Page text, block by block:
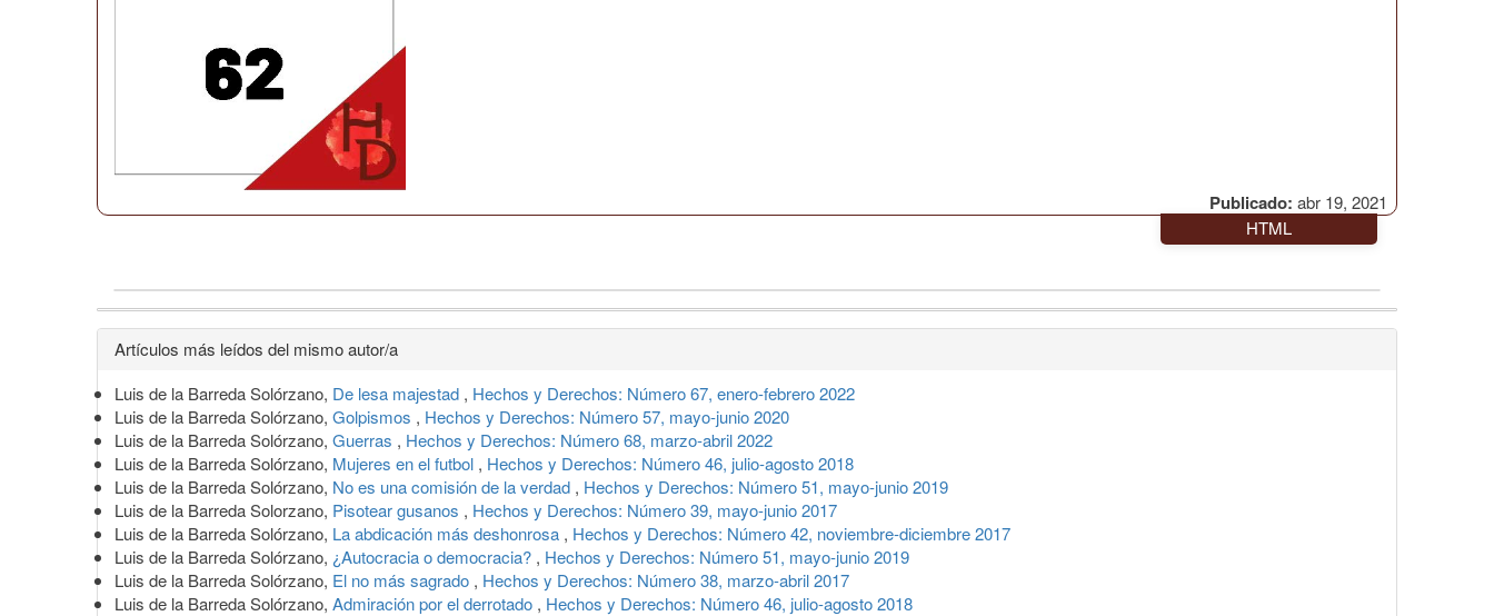
Publicado: abr 19, 2021
HTML
Detalles
del
artículo
Artículos más leídos del mismo autor/a
Luis de la Barreda Solórzano, De lesa majestad , Hechos y Derechos: Número 67, enero-febrero 2022
Luis de la Barreda Solórzano, Golpismos , Hechos y Derechos: Número 57, mayo-junio 2020
Luis de la Barreda Solórzano, Guerras , Hechos y Derechos: Número 68, marzo-abril 2022
Luis de la Barreda Solórzano, Mujeres en el futbol , Hechos y Derechos: Número 46, julio-agosto 2018
Luis de la Barreda Solórzano, No es una comisión de la verdad , Hechos y Derechos: Número 51, mayo-junio 2019
Luis de la Barreda Solorzano, Pisotear gusanos , Hechos y Derechos: Número 39, mayo-junio 2017
Luis de la Barreda Solórzano, La abdicación más deshonrosa , Hechos y Derechos: Número 42, noviembre-diciembre 2017
Luis de la Barreda Solórzano, ¿Autocracia o democracia? , Hechos y Derechos: Número 51, mayo-junio 2019
Luis de la Barreda Solórzano, El no más sagrado , Hechos y Derechos: Número 38, marzo-abril 2017
Luis de la Barreda Solórzano, Admiración por el derrotado , Hechos y Derechos: Número 46, julio-agosto 2018